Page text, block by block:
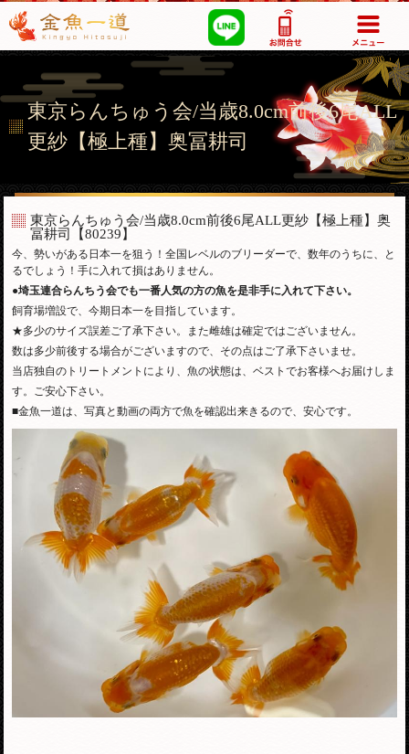
東京らんちゅう会/当歳8.0cm前後6尾ALL
更紗【極上種】奥冨耕司
東京らんちゅう会/当歳8.0cm前後6尾ALL更紗【極上種】奥
冨耕司
【80239】
今、勢いがある日本一を狙う！全国レベルのブリーダーで、数年のうちに、と
るでしょう！手に入れて損はありません。
●埼玉連合らんちう会でも一番人気の方の魚を是非手に入れて下さい。
飼育場増設で、今期日本一を目指しています。
★多少のサイズ誤差ご了承下さい。また雌雄は確定ではございません。
数は多少前後する場合がございますので、その点はご了承下さいませ。
当店独自のトリートメントにより、魚の状態は、ベストでお客様へお届けしま
す。ご安心下さい。
■金魚一道は、写真と動画の両方で魚を確認出来きるので、安心です。